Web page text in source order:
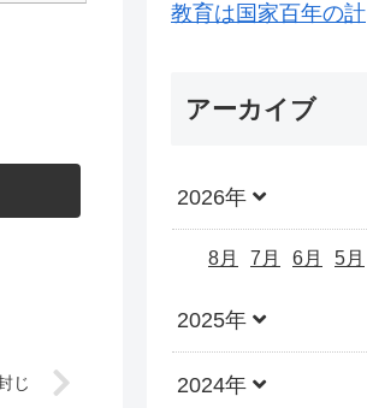
じ
教育は国家百年の計
アーカイブ
2026年
8月 7月 6月 5月
2025年
2024年